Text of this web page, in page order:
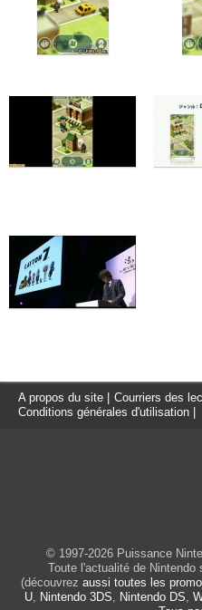
A propos du site Courriers des
Conditions générales d'utilisation
© 1997-2026 Puissance
Toute l'actualité de Nintendo
(découvrez aussi toutes les
U, Nintendo 3DS, Nintendo DS,